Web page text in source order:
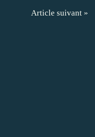
Article suivant »